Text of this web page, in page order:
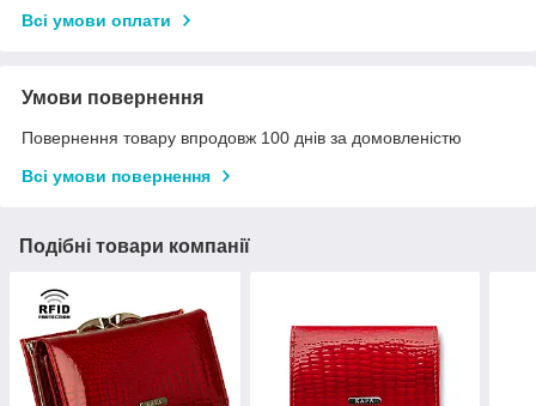
Всі умови оплати
Умови повернення
Повернення товару впродовж 100 днів за домовленістю
Всі умови повернення
Подібні товари компанії